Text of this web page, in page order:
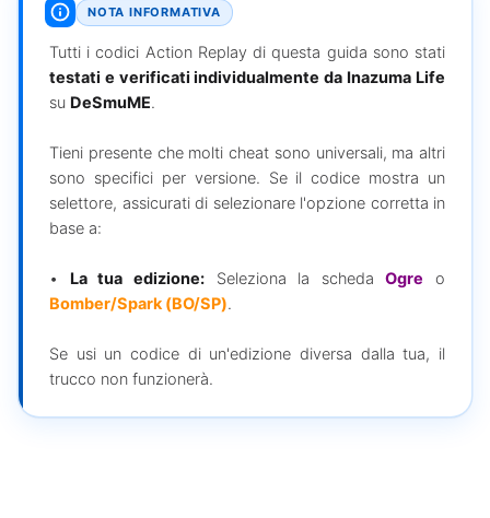
NOTA INFORMATIVA
Tutti i codici Action Replay di questa guida sono stati
testati e verificati individualmente da Inazuma Life
su DeSmuME.
Tieni presente che molti cheat sono universali, ma altri
sono specifici per versione. Se il codice mostra un
selettore, assicurati di selezionare l'opzione corretta in
base a:
• La tua edizione:Seleziona la schedaOgre o
Bomber/Spark (BO/SP).
Se usi un codice di un'edizione diversa dalla tua, il
trucco non funzionerà.